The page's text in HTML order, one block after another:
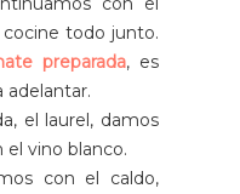
todo junto.
preparada, es
adelantar.
el laurel, damos
vino blanco.
con el caldo,